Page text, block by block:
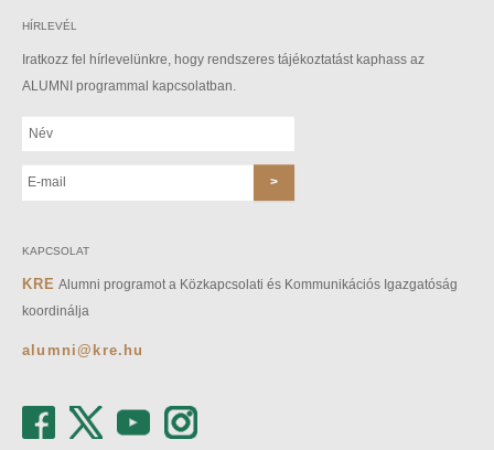
HÍRLEVÉL
Iratkozz fel hírlevelünkre, hogy rendszeres tájékoztatást kaphass az
ALUMNI programmal kapcsolatban.
KAPCSOLAT
KRE Alumni programot a Közkapcsolati és Kommunikációs Igazgatóság
koordinálja
alumni@kre.hu